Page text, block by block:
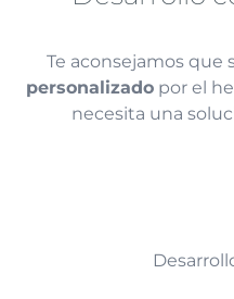
Te aconsejamos que
personalizadopor el
necesita una